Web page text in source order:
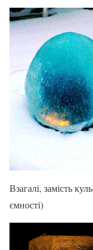
Взагалі, замість
ємності)